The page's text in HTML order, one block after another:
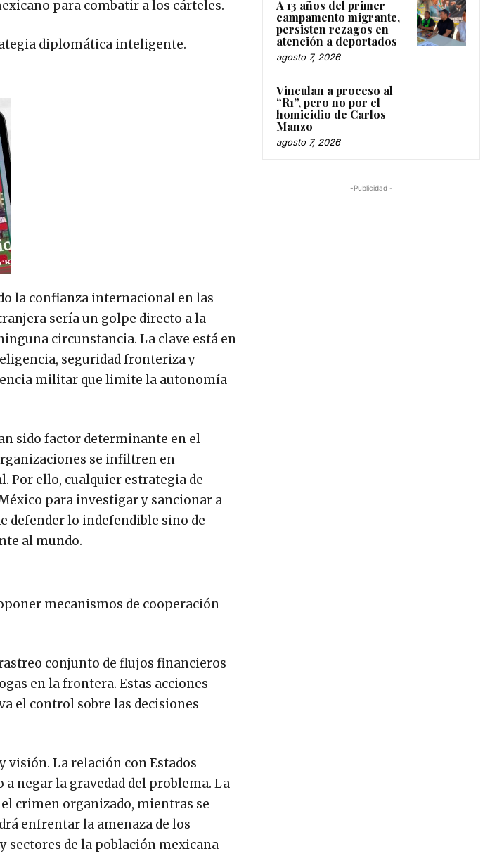
para combatir a los cárteles.
diplomática inteligente.
la confianza internacional en las
sería un golpe directo a la
circunstancia. La clave está en
seguridad fronteriza y
militar que limite la autonomía
sido factor determinante en el
se infiltren en
Por ello, cualquier estrategia de
para investigar y sancionar a
defender lo indefendible sino de
al mundo.
mecanismos de cooperación
conjunto de flujos financieros
en la frontera. Estas acciones
el control sobre las decisiones
visión. La relación con Estados
negar la gravedad del problema. La
crimen organizado, mientras se
enfrentar la amenaza de los
sectores de la población mexicana
A 13 años del primer
campamento migrante,
persisten rezagos en
atención a deportados
agosto 7, 2026
Vinculan a proceso al
“R1”, pero no por el
homicidio de Carlos
Manzo
agosto 7, 2026
-Publicidad -